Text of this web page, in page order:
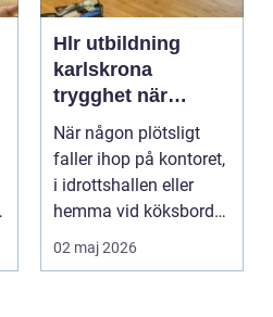
Hlr utbildning
karlskrona
trygghet när
sekunderna
räknas
När någon plötsligt
faller ihop på kontoret,
i idrottshallen eller
hemma vid köksbordet
finns det ba...
02 maj 2026